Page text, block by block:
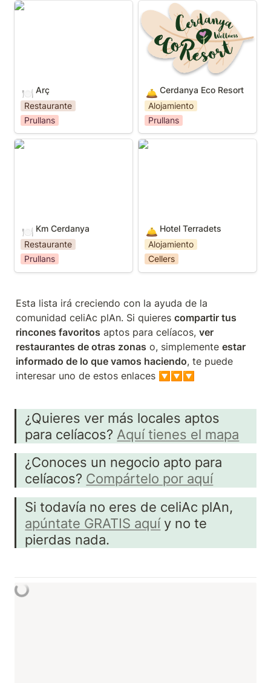
Arç
🍽️ Arç
Restaurante
Prullans
Cerdanya Eco Resort
🛎️ Cerdanya Eco Resort
Alojamiento
Prullans
Km Cerdanya
🍽️ Km Cerdanya
Restaurante
Prullans
Hotel Terradets
🛎️ Hotel Terradets
Alojamiento
Cellers
Esta lista irá creciendo con la ayuda de la
comunidad celiAc plAn. Si quieres compartir tus
rincones favoritos aptos para celíacos, ver
restaurantes de otras zonas o, simplemente estar
informado de lo que vamos haciendo, te puede
interesar uno de estos enlaces 🔽🔽🔽
¿Quieres ver más locales aptos
para celíacos? Aquí tienes el mapa
¿Conoces un negocio apto para
celíacos? Compártelo por aquí
apúntate GRATIS aquí y no te
pierdas nada.